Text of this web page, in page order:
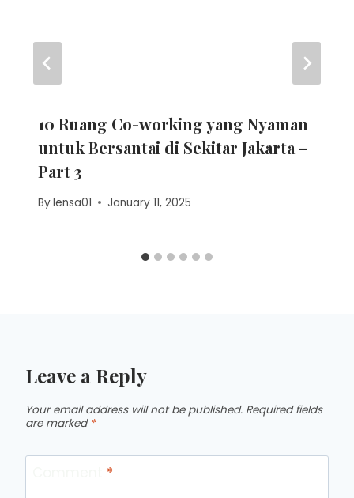
10 Ruang Co-working yang Nyaman
untuk Bersantai di Sekitar Jakarta –
Part 3
Bylensa01 January 11, 2025
Leave a Reply
Your email address will not be published. Required fields
are marked *
*